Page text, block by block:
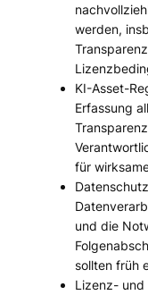
werden,
KI-Asset-
Erfassung
für
und die
sollten früh
Lizenz-